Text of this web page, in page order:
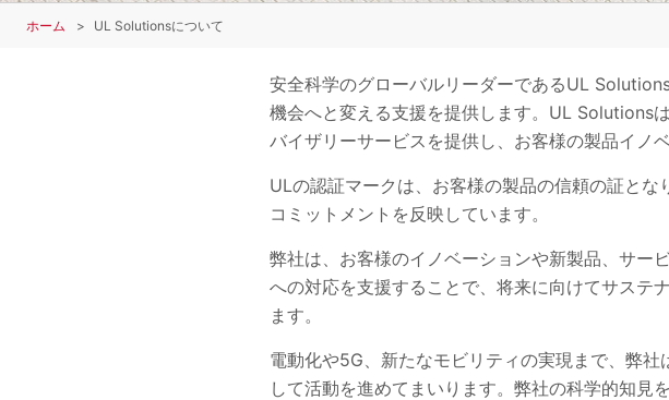
ホーム UL Solutionsについて
安全科学のグローバルリーダーであるUL
機会へと変える支援を提供します。UL Solutions
バイザリーサービスを提供し、お客様の製品イノ
ULの認証マークは、お客様の製品の信頼の証と
コミットメントを反映しています。
弊社は、お客様のイノベーションや新製品、サー
への対応を支援することで、将来に向けてサステ
ます。
電動化や5G、新たなモビリティの実現まで、弊
して活動を進めてまいります。弊社の科学的知見